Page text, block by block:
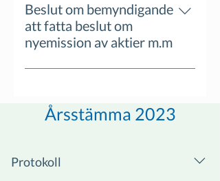
Beslut om bemyndigande
att fatta beslut om
nyemission av aktier m.m
Årsstämma 2023
Protokoll